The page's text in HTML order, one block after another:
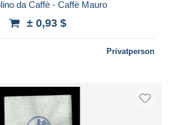
da Caffè - Caffè Mauro
± 0,93 $
Privatperson